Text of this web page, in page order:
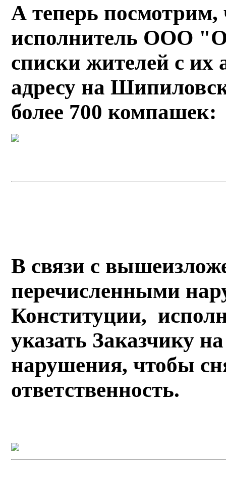
А теперь посмотрим,
исполнитель ООО
списки жителей с их
адресу на
более 700 компашек:
В связи с
перечисленными
Конституции,
указать Заказчику
нарушения, чтобы
ответственность.